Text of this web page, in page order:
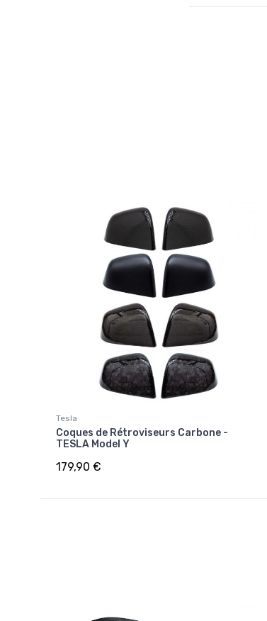
Tesla
Coques de Rétroviseurs Carbone -
TESLA Model Y
179,90 €